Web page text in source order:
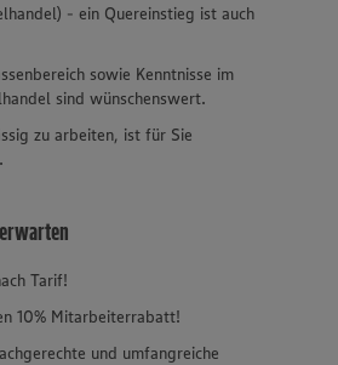
- ein Quereinstieg ist auch
sowie Kenntnisse im
sind wünschenswert.
zu arbeiten, ist für Sie
Tarif!
10% Mitarbeiterrabatt!
und umfangreiche